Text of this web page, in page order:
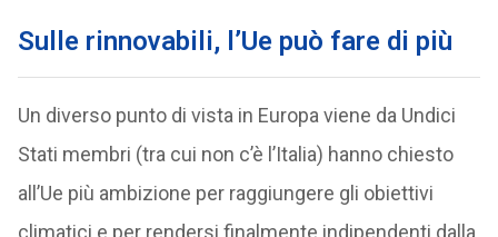
Sulle rinnovabili, l’Ue può fare di più
Un diverso punto di vista in Europa viene da Undici
Stati membri (tra cui non c’è l’Italia) hanno chiesto
all’Ue più ambizione per raggiungere gli obiettivi
climatici e per rendersi finalmente indipendenti dalla